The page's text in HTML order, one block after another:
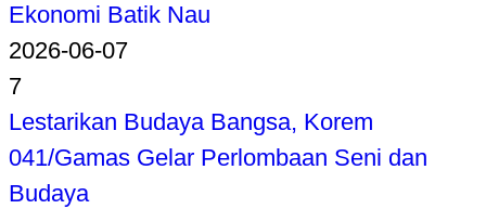
Ekonomi Batik Nau
2026-06-07
7
Lestarikan Budaya Bangsa, Korem
041/Gamas Gelar Perlombaan Seni dan
Budaya